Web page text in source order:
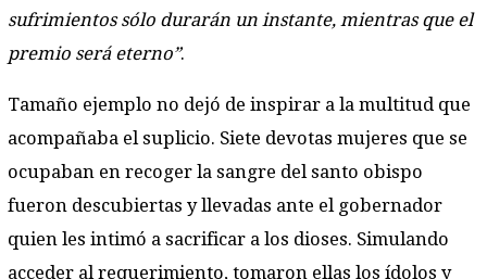
sufrimientos sólo durarán un instante, mientras que el
premio será eterno”.
Tamaño ejemplo no dejó de inspirar a la multitud que
acompañaba el suplicio. Siete devotas mujeres que se
ocupaban en recoger la sangre del santo obispo
fueron descubiertas y llevadas ante el gobernador
quien les intimó a sacrificar a los dioses. Simulando
acceder al requerimiento, tomaron ellas los ídolos y